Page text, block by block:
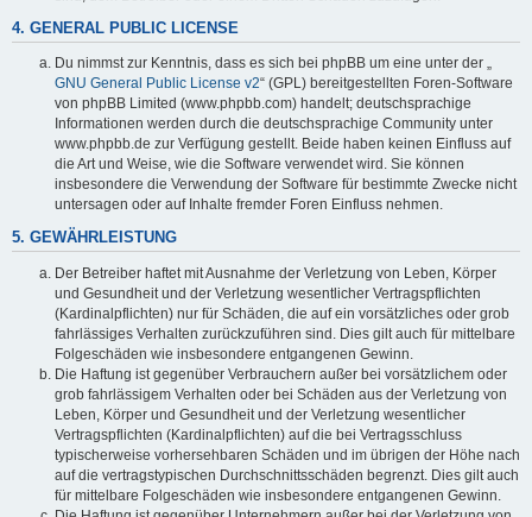
4. GENERAL PUBLIC LICENSE
Du nimmst zur Kenntnis, dass es sich bei phpBB um eine unter der „
GNU General Public License v2“ (GPL) bereitgestellten Foren-Software
von phpBB Limited (www.phpbb.com) handelt; deutschsprachige
Informationen werden durch die deutschsprachige Community unter
www.phpbb.de zur Verfügung gestellt. Beide haben keinen Einfluss auf
die Art und Weise, wie die Software verwendet wird. Sie können
insbesondere die Verwendung der Software für bestimmte Zwecke nicht
untersagen oder auf Inhalte fremder Foren Einfluss nehmen.
5. GEWÄHRLEISTUNG
Der Betreiber haftet mit Ausnahme der Verletzung von Leben, Körper
und Gesundheit und der Verletzung wesentlicher Vertragspflichten
(Kardinalpflichten) nur für Schäden, die auf ein vorsätzliches oder grob
fahrlässiges Verhalten zurückzuführen sind. Dies gilt auch für mittelbare
Folgeschäden wie insbesondere entgangenen Gewinn.
Die Haftung ist gegenüber Verbrauchern außer bei vorsätzlichem oder
grob fahrlässigem Verhalten oder bei Schäden aus der Verletzung von
Leben, Körper und Gesundheit und der Verletzung wesentlicher
Vertragspflichten (Kardinalpflichten) auf die bei Vertragsschluss
typischerweise vorhersehbaren Schäden und im übrigen der Höhe nach
auf die vertragstypischen Durchschnittsschäden begrenzt. Dies gilt auch
für mittelbare Folgeschäden wie insbesondere entgangenen Gewinn.